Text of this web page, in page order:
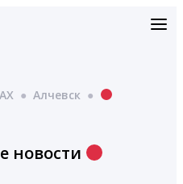
● Алчевск ●
новости